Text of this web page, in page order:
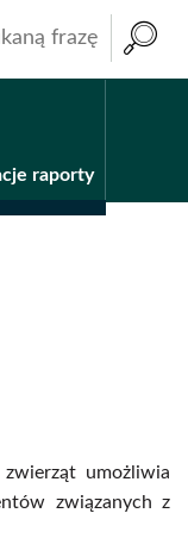
raporty
umożliwia
związanych z